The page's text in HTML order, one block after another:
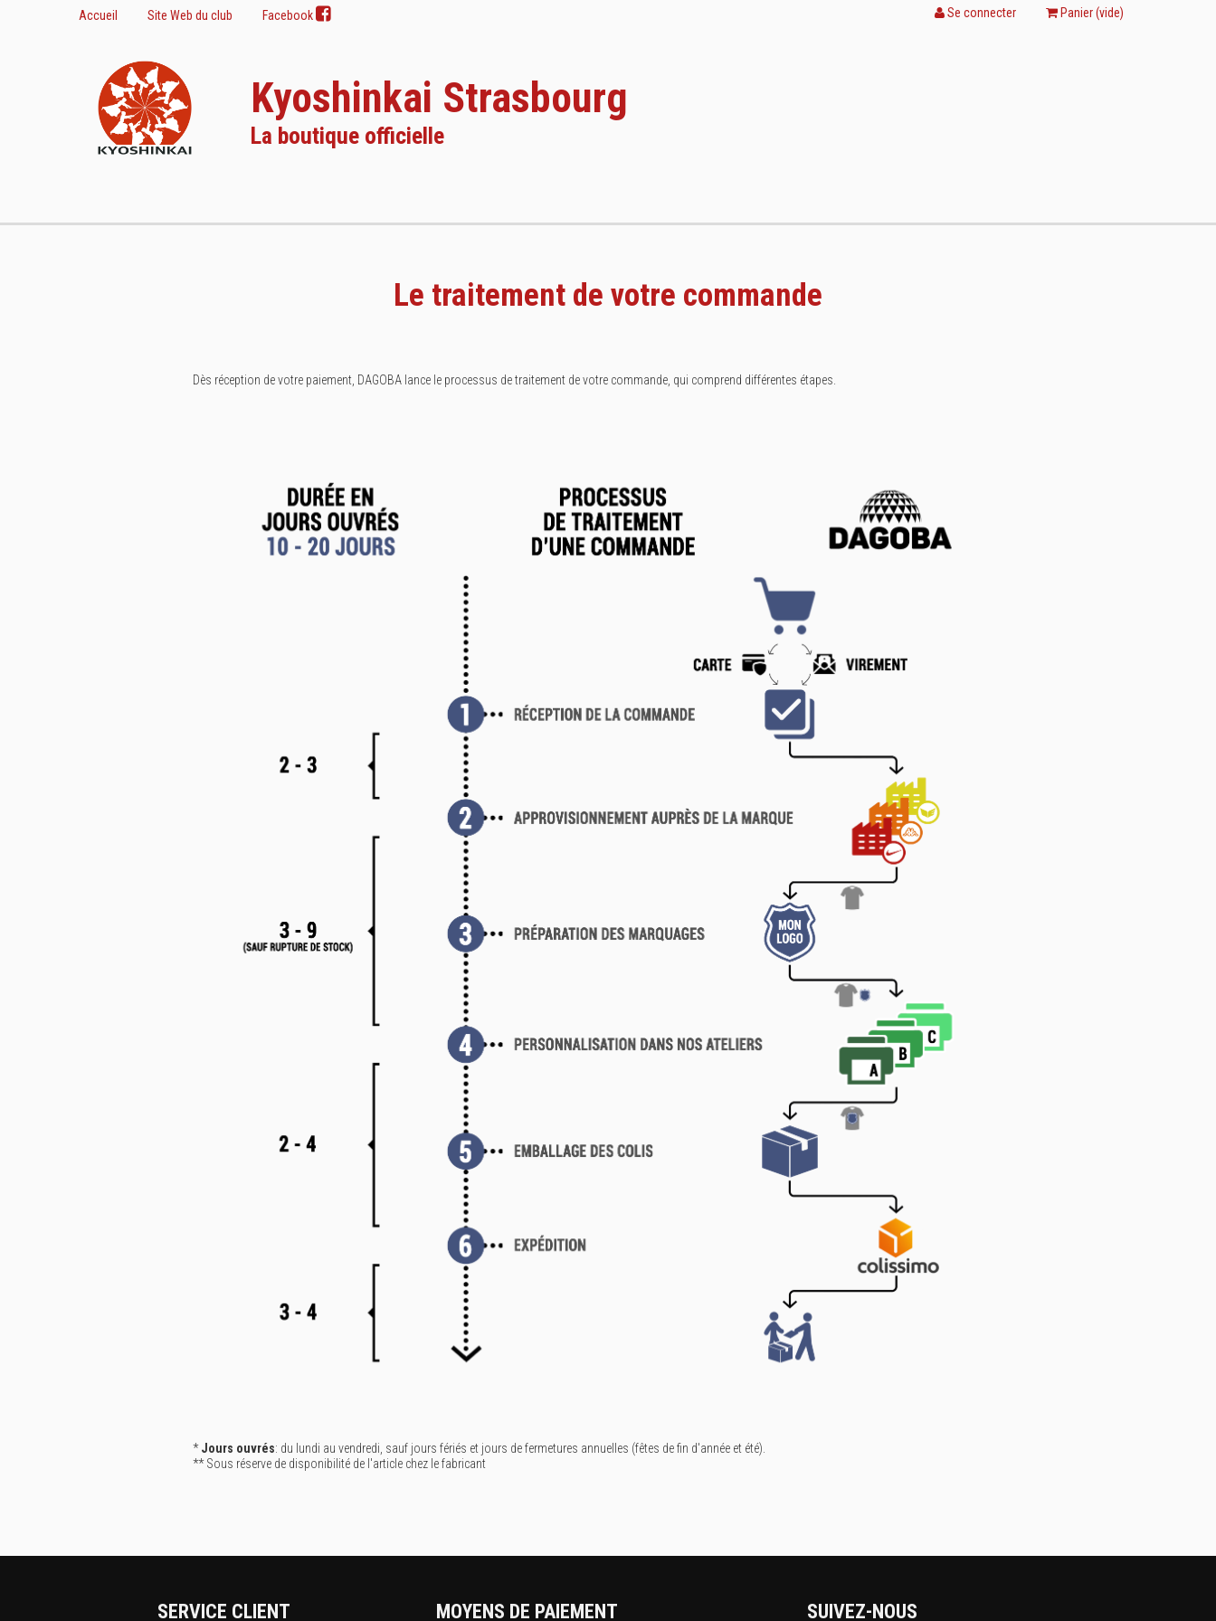
Accueil Site Web du club Facebook Se connecter Panier (vide)
Kyoshinkai Strasbourg
La boutique officielle
Le traitement de votre commande
Dès réception de votre paiement, DAGOBA lance le processus de traitement de votre commande, qui comprend différentes étapes.
*Jours ouvrés: du lundi au vendredi, sauf jours fériés et jours de fermetures annuelles (fêtes de fin d'année et été).
** Sous réserve de disponibilité de l'article chez le fabricant
SERVICE CLIENT MOYENS DE PAIEMENT SUIVEZ-NOUS